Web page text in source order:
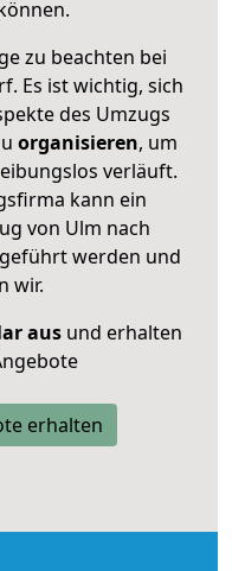
zu beachten bei
Es ist wichtig, sich
des Umzugs
organisieren, um
verläuft.
kann ein
von Ulm nach
werden und
wir.
ausund erhalten
erhalten